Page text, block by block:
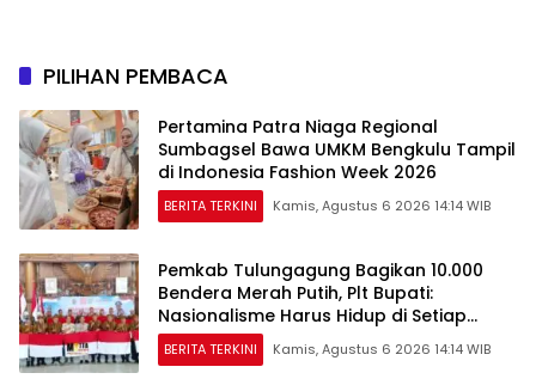
PILIHAN PEMBACA
Pertamina Patra Niaga Regional
Sumbagsel Bawa UMKM Bengkulu Tampil
di Indonesia Fashion Week 2026
BERITA TERKINI Kamis, Agustus 6 2026 14:14 WIB
Pemkab Tulungagung Bagikan 10.000
Bendera Merah Putih, Plt Bupati:
Nasionalisme Harus Hidup di Setiap
Rumah
BERITA TERKINI Kamis, Agustus 6 2026 14:14 WIB